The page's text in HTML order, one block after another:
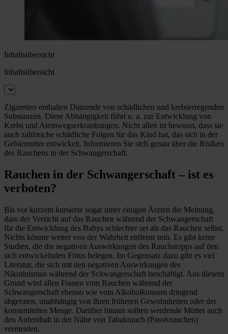
Inhaltsübersicht
Inhaltsübersicht
Zigaretten enthalten Dutzende von schädlichen und krebserregenden
Substanzen. Diese Abhängigkeit führt u. a. zur Entwicklung von
Krebs und Atemwegserkrankungen. Nicht allen ist bewusst, dass sie
auch zahlreiche schädliche Folgen für das Kind hat, das sich in der
Gebärmutter entwickelt. Informieren Sie sich genau über die Risiken
des Rauchens in der Schwangerschaft.
Rauchen in der Schwangerschaft – ist es
verboten?
Bis vor kurzem kursierte sogar unter einigen Ärzten die Meinung,
dass der Verzicht auf das Rauchen während der Schwangerschaft
für die Entwicklung des Babys schlechter sei als das Rauchen selbst.
Nichts könnte weiter von der Wahrheit entfernt sein. Es gibt keine
Studien, die die negativen Auswirkungen des Rauchstopps auf den
sich entwickelnden Fötus belegen. Im Gegensatz dazu gibt es viel
Literatur, die sich mit den negativen Auswirkungen des
Nikotinismus während der Schwangerschaft beschäftigt. Aus diesem
Grund wird allen Frauen vom Rauchen während der
Schwangerschaft ebenso wie vom Alkoholkonsum dringend
abgeraten, unabhängig von ihren früheren Gewohnheiten oder der
konsumierten Menge. Darüber hinaus sollten werdende Mütter auch
den Aufenthalt in der Nähe von Tabakrauch (Passivrauchen)
vermeiden.